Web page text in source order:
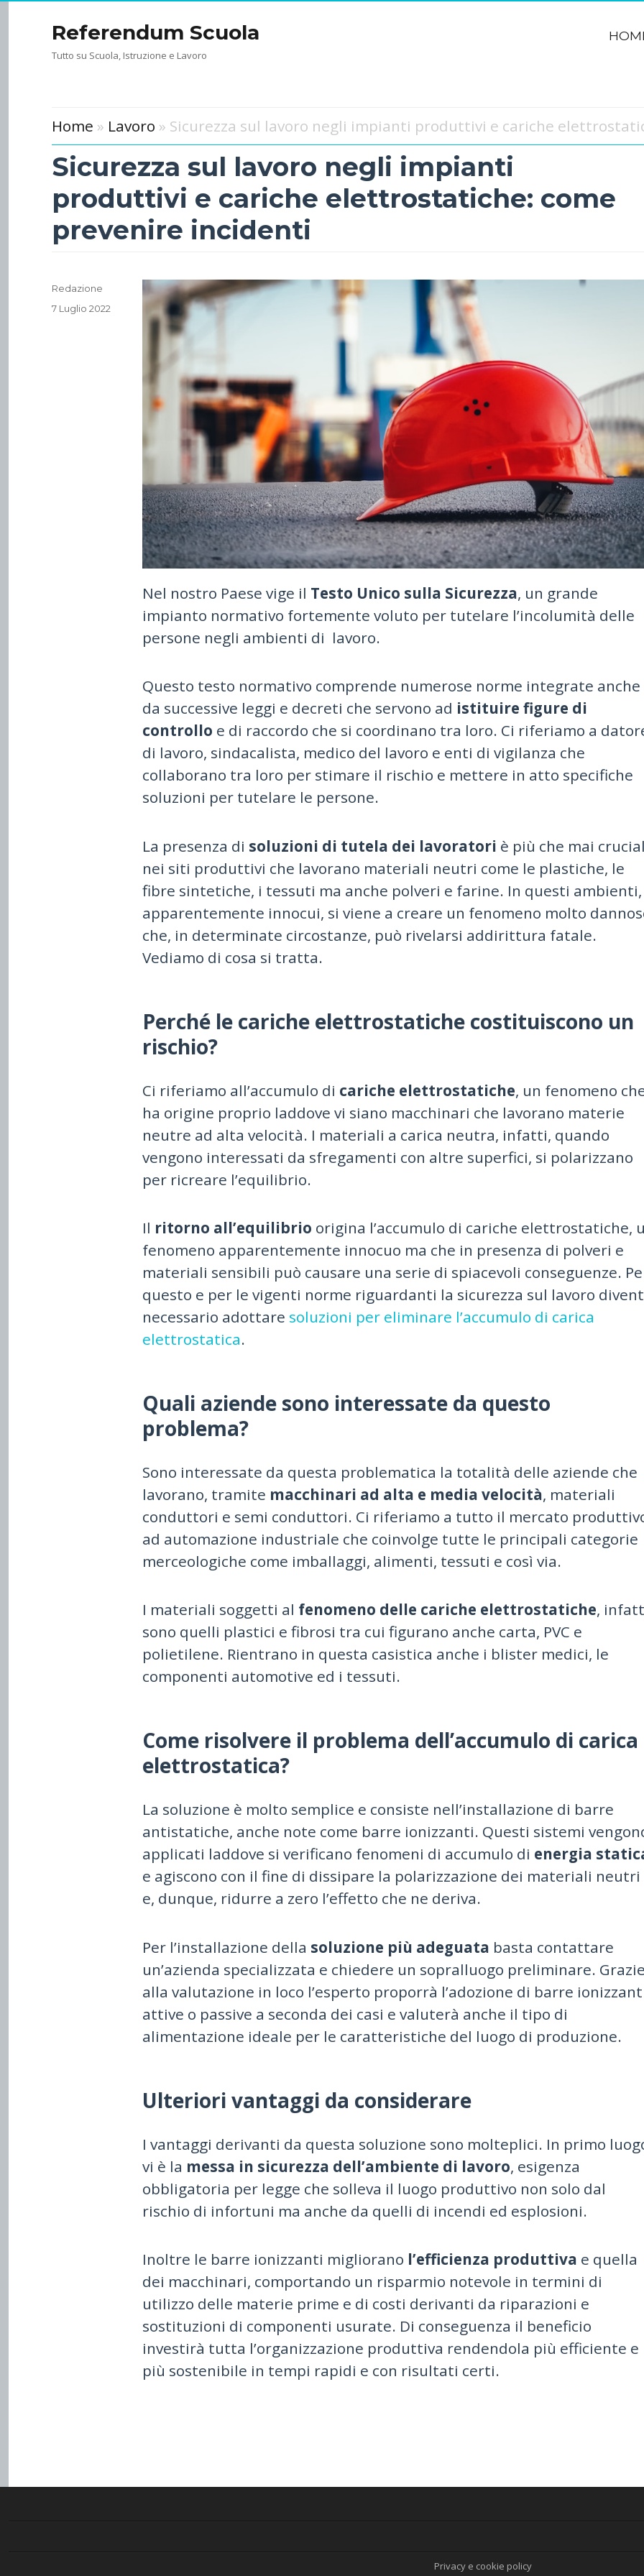
Referendum Scuola
Tutto su Scuola, Istruzione e Lavoro
Home » Lavoro » Sicurezza sul lavoro negli impianti produttivi e cariche
Sicurezza sul lavoro negli impianti
produttivi e cariche elettrostatiche: come
prevenire incidenti
Nel nostro Paese vige il Testo Unico sulla Sicurezza, un grande
impianto normativo fortemente voluto per tutelare l’incolumità delle
persone negli ambienti di lavoro.
Questo testo normativo comprende numerose norme integrate anche
da successive leggi e decreti che servono ad istituire figure di
controllo e di raccordo che si coordinano tra loro. Ci riferiamo a
di lavoro, sindacalista, medico del lavoro e enti di vigilanza che
collaborano tra loro per stimare il rischio e mettere in atto specifiche
soluzioni per tutelare le persone.
La presenza di soluzioni di tutela dei lavoratori è più che mai
nei siti produttivi che lavorano materiali neutri come le plastiche, le
fibre sintetiche, i tessuti ma anche polveri e farine. In questi ambienti,
apparentemente innocui, si viene a creare un fenomeno molto
che, in determinate circostanze, può rivelarsi addirittura fatale.
Vediamo di cosa si tratta.
Perché le cariche elettrostatiche costituiscono un
rischio?
Ci riferiamo all’accumulo di cariche elettrostatiche, un fenomeno
ha origine proprio laddove vi siano macchinari che lavorano materie
neutre ad alta velocità. I materiali a carica neutra, infatti, quando
vengono interessati da sfregamenti con altre superfici, si polarizzano
per ricreare l’equilibrio.
Il ritorno all’equilibrio origina l’accumulo di cariche elettrostatiche,
fenomeno apparentemente innocuo ma che in presenza di polveri e
materiali sensibili può causare una serie di spiacevoli conseguenze.
questo e per le vigenti norme riguardanti la sicurezza sul lavoro
necessario adottare soluzioni per eliminare l’accumulo di carica
elettrostatica.
Quali aziende sono interessate da questo
problema?
Sono interessate da questa problematica la totalità delle aziende che
lavorano, tramite macchinari ad alta e media velocità, materiali
conduttori e semi conduttori. Ci riferiamo a tutto il mercato
ad automazione industriale che coinvolge tutte le principali categorie
merceologiche come imballaggi, alimenti, tessuti e così via.
I materiali soggetti al fenomeno delle cariche elettrostatiche,
sono quelli plastici e fibrosi tra cui figurano anche carta, PVC e
polietilene. Rientrano in questa casistica anche i blister medici, le
componenti automotive ed i tessuti.
Come risolvere il problema dell’accumulo di carica
elettrostatica?
La soluzione è molto semplice e consiste nell’installazione di barre
antistatiche, anche note come barre ionizzanti. Questi sistemi
applicati laddove si verificano fenomeni di accumulo di energia
e agiscono con il fine di dissipare la polarizzazione dei materiali neutri
e, dunque, ridurre a zero l’effetto che ne deriva.
Per l’installazione della soluzione più adeguata basta contattare
un’azienda specializzata e chiedere un sopralluogo preliminare.
alla valutazione in loco l’esperto proporrà l’adozione di barre
attive o passive a seconda dei casi e valuterà anche il tipo di
alimentazione ideale per le caratteristiche del luogo di produzione.
Ulteriori vantaggi da considerare
I vantaggi derivanti da questa soluzione sono molteplici. In primo
vi è la messa in sicurezza dell’ambiente di lavoro, esigenza
obbligatoria per legge che solleva il luogo produttivo non solo dal
rischio di infortuni ma anche da quelli di incendi ed esplosioni.
Inoltre le barre ionizzanti migliorano l’efficienza produttiva e quella
dei macchinari, comportando un risparmio notevole in termini di
utilizzo delle materie prime e di costi derivanti da riparazioni e
sostituzioni di componenti usurate. Di conseguenza il beneficio
investirà tutta l’organizzazione produttiva rendendola più efficiente e
più sostenibile in tempi rapidi e con risultati certi.
Author
Redazione
Posted
7 Luglio 2022
Privacy e cookie policy